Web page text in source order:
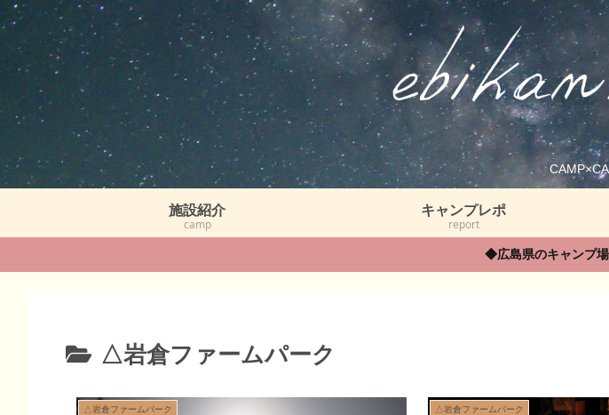
施設紹介
camp
キャンプレポ
report
◆広島県のキャンプ
△岩倉ファームパーク
△岩倉ファームパーク △岩倉ファームパーク